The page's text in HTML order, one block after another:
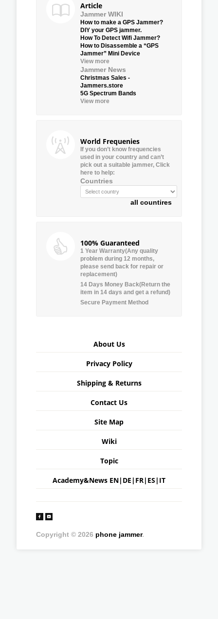
Article
Jammer WIKI
How to make a GPS Jammer?
DIY your GPS jammer.
How To Detect Wifi Jammer?
How to Disassemble a “GPS
Jammer” Mini Device
View more
Jammer News
Christmas Sales -
Jammers.store
5G Spectrum Bands
View more
World Frequenies
If you don’t know frequencies
used in your country and can’t
pick out a suitable jammer, Click
here to help:
Countries
all countires
100% Guaranteed
1 Year Warranty(Any quality
problem during 12 months,
please send back for repair or
replacement)
14 Days Money Back(Return the
item in 14 days and get a refund)
Secure Payment Method
About Us
Privacy Policy
Shipping & Returns
Contact Us
Site Map
Wiki
Topic
Academy&News EN| DE | FR| ES | IT
Copyright © 2026 phone jammer.